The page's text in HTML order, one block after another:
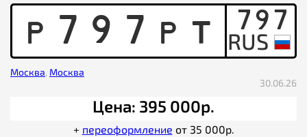
P 7 9 7 P T 797
Москва, Москва
30.06.26
Цена: 395 000р.
+ переоформление от 35 000р.